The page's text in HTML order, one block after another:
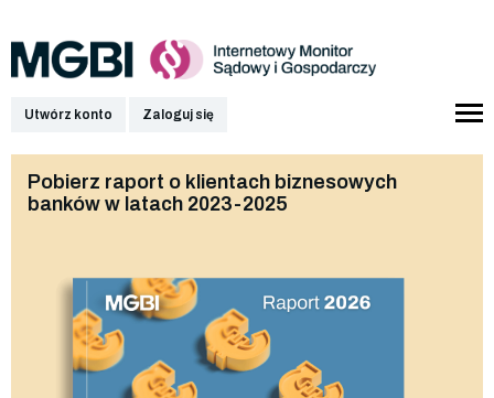
Utwórz konto Zaloguj się
Pobierz raport o klientach biznesowych
banków w latach 2023-2025